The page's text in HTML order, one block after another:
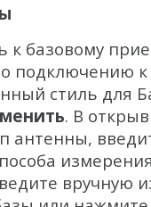
к базовому
подключению к
стиль для
. В
антенны,
вручную